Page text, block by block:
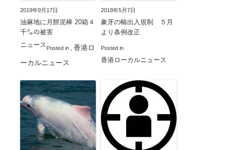
2019年9月17日
油麻地に月餅泥棒 20箱４
千㌦の被害
Posted in
ニュース
香港ロ
ーカルニュース
2018年5月7日
象牙の輸出入規制 ５月
より条例改正
Posted in
香港ローカルニュース